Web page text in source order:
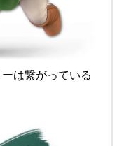
は繋がっている